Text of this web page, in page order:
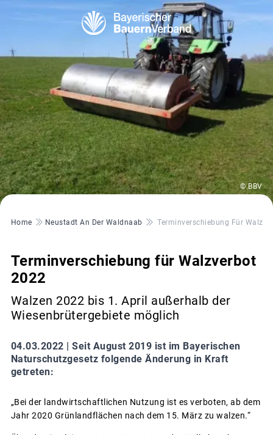
© BBV
Pfadnavigation
Home Neustadt An Der Waldnaab Terminverschiebung Für
Terminverschiebung für Walzverbot
2022
Walzen 2022 bis 1. April außerhalb der
Wiesenbrütergebiete möglich
04.03.2022 | Seit August 2019 ist im Bayerischen
Naturschutzgesetz folgende Änderung in Kraft
getreten:
„Bei der landwirtschaftlichen Nutzung ist es verboten, ab dem
Jahr 2020 Grünlandflächen nach dem 15. März zu walzen.“